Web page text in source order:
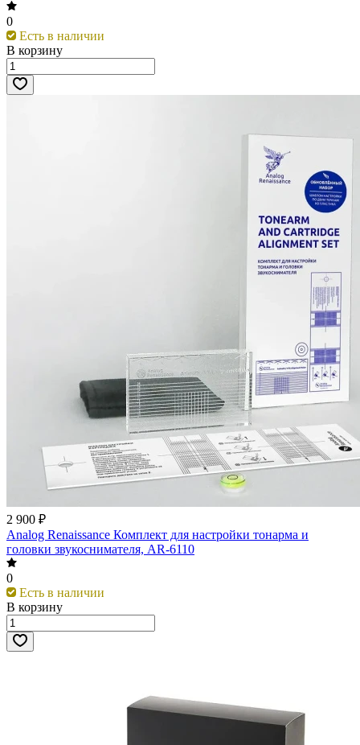
0
Есть в наличии
В корзину
2 900 ₽
Analog Renaissance Комплект для настройки тонарма и
головки звукоснимателя, AR-6110
0
Есть в наличии
В корзину